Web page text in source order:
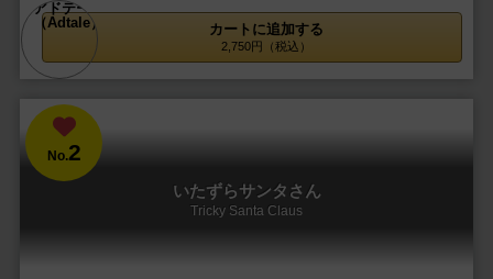
カートに追加する
2,750円（税込）
No.2
いたずらサンタさん
Tricky Santa Claus